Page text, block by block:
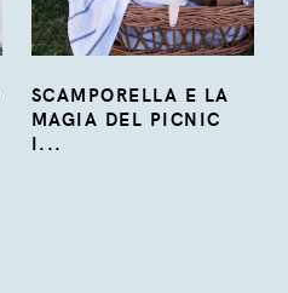
SCAMPORELLA E LA
MAGIA DEL PICNIC
I...